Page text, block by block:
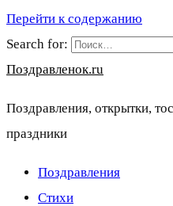
Перейти к содержанию
Search for:
Поздравленок.ru
Поздравления, открытки,
праздники
Поздравления
Стихи